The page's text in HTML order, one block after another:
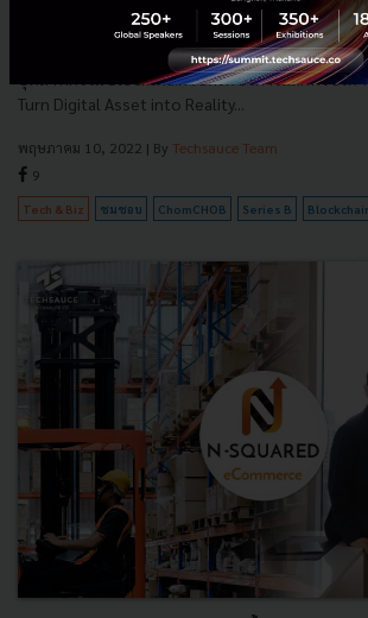
ChomCHOB พร้อมเข้าสู่อุตสาหกรรม
แอปฯ ChomCHOB ประกาศเตรียมระดมทุน
อุตสาหกรรม Blockchain เปิดให้บริการแลกคริปโ
Turn Digital Asset into Reality...
พฤษภาคม 10, 2022 | By Techsauce Team
9
Tech & Biz ชมชอบ ChomCHOB Series B